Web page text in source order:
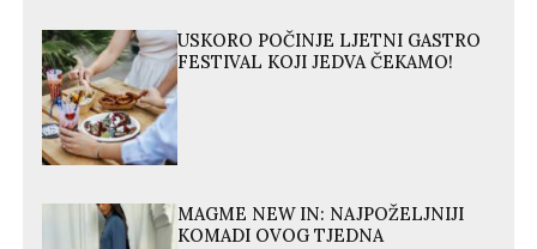
USKORO POČINJE LJETNI GASTRO
FESTIVAL KOJI JEDVA ČEKAMO!
MAGME NEW IN: NAJPOŽELJNIJI
KOMADI OVOG TJEDNA